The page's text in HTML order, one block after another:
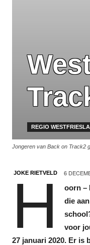
REGIO
Jongeren van Back on Track2
JOKE RIETVELD 6
H oorn –
die
voor
27 januari 2020. Er is